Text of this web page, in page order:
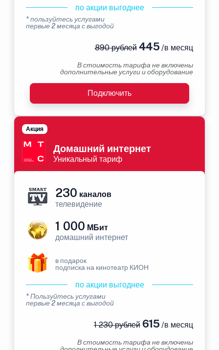
по акции выгоднее
* пользуйтесь услугами
первые 2 месяца с выгодой
890 рублей445 /в месяц
В стоимость тарифа не включены
дополнительные услуги и оборудование
Подключить
Домашний интернет
Уникальный тариф
Акция
230 каналов
телевидение
1 000 МБит
домашний интернет
в подарок
подписка на кинотеатр КИОН
по акции выгоднее
* Пользуйтесь услугами
первые 2 месяца с выгодой
1 230 рублей615 /в месяц
В стоимость тарифа не включены